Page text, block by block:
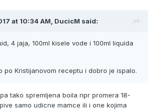
at 10:34 AM, DucicM said:
4 jaja, 100ml kisele vode i 100ml liquida
po Kristijanovom receptu i dobro je ispalo.
tako spremljena boila npr promera 18-
samo udicne mamce ili i one kojima